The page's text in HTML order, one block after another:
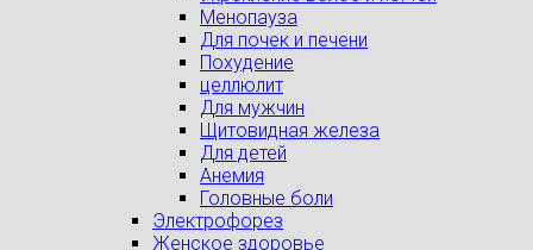
Менопауза
Для почек и печени
Похудение
целлюлит
Для мужчин
Щитовидная железа
Для детей
Анемия
Головные боли
Электрофорез
Женское здоровье